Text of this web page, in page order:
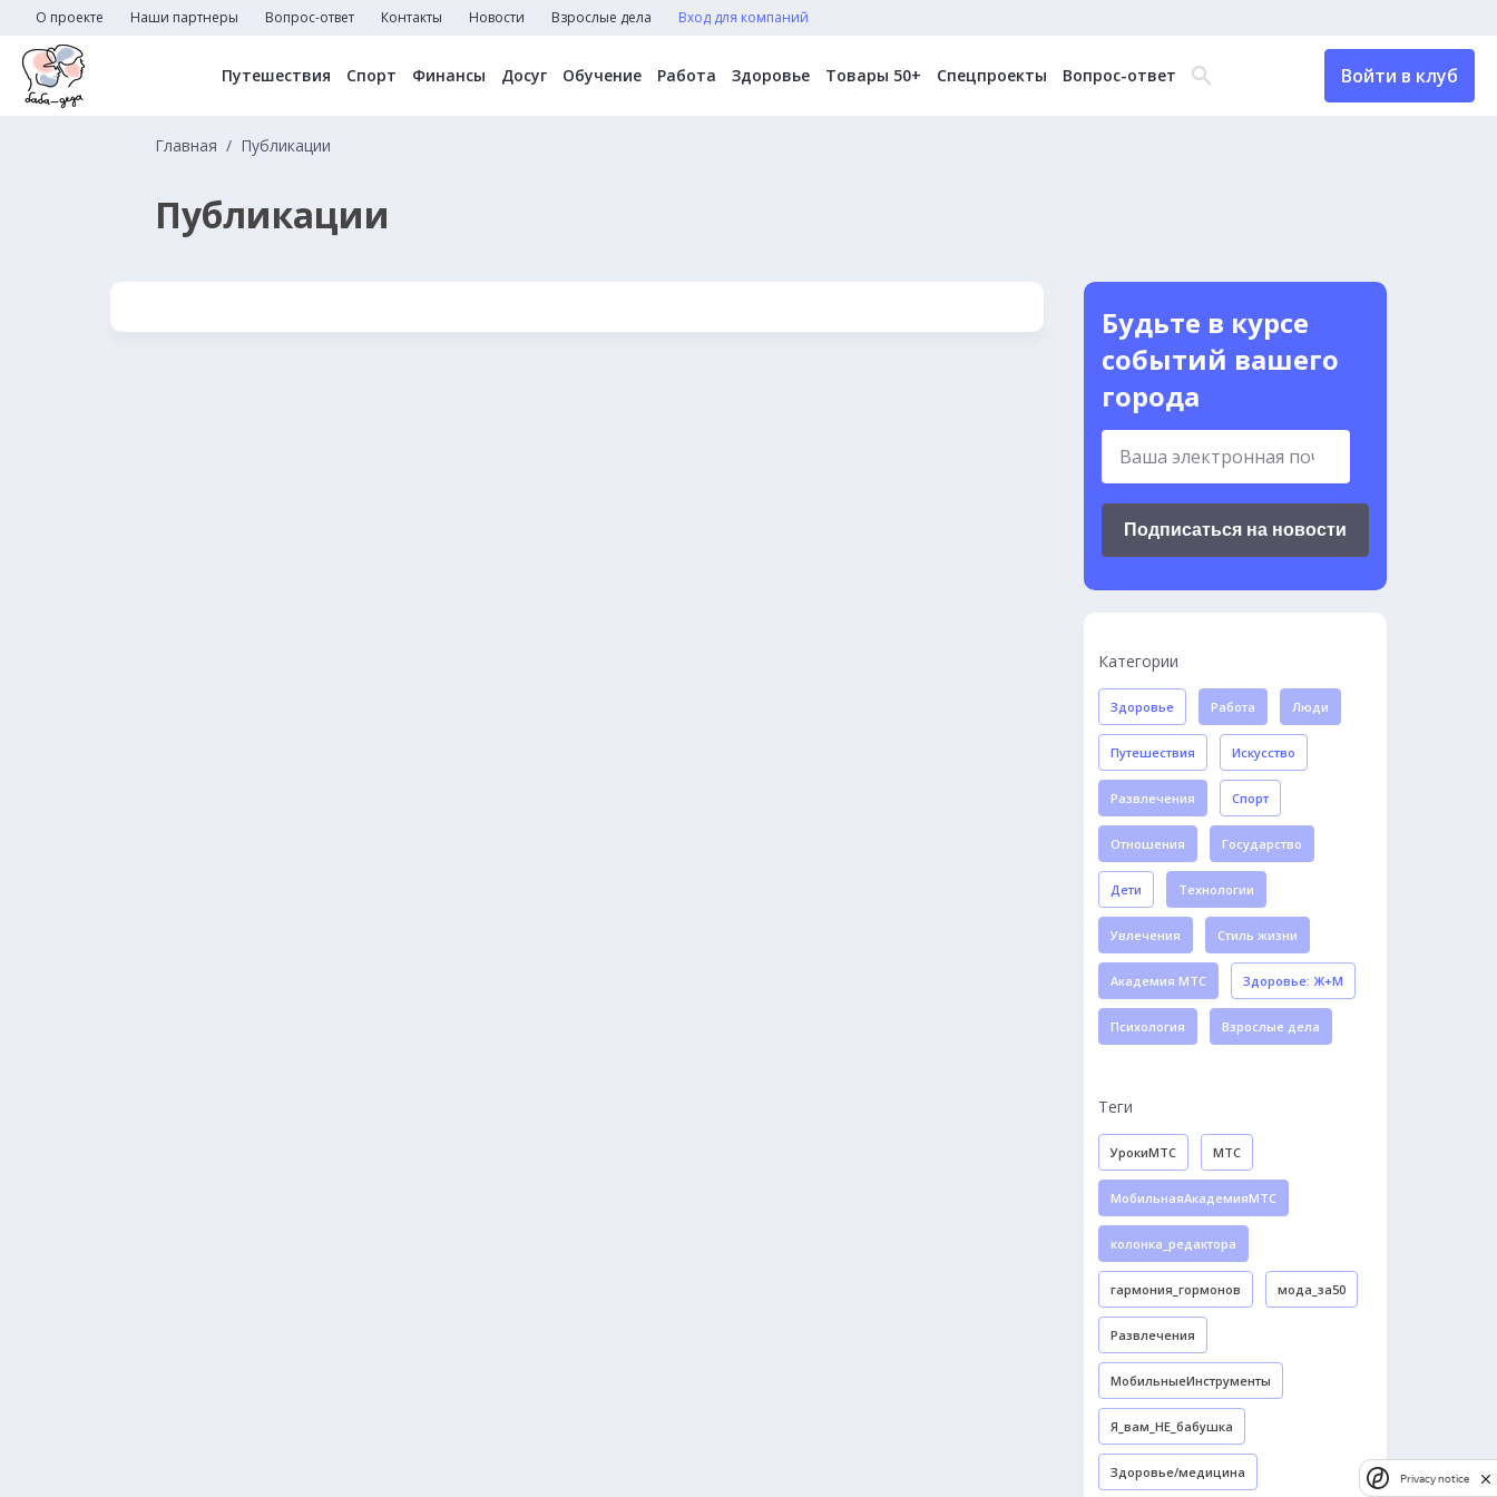
О проекте Наши партнеры Вопрос-ответ Контакты Новости Взрослые дела Вход для компаний
Путешествия Спорт Финансы Досуг Обучение Работа Здоровье Товары 50+ Спецпроекты Вопрос-ответ Войти в клуб
Главная Публикации
Публикации
Будьте в курсе
событий вашего
города
Подписаться на новости
Категории
Здоровье Работа Люди
Путешествия Искусство
Развлечения Спорт
Отношения Государство
Дети Технологии
Увлечения Стиль жизни
Академия МТС Здоровье: Ж+М
Психология Взрослые дела
Теги
УрокиМТС МТС
МобильнаяАкадемияМТС
колонка_редактора
гармония_гормонов мода_за50
Развлечения
МобильныеИнструменты
Я_вам_НЕ_бабушка
Здоровье/медицина Privacy notice